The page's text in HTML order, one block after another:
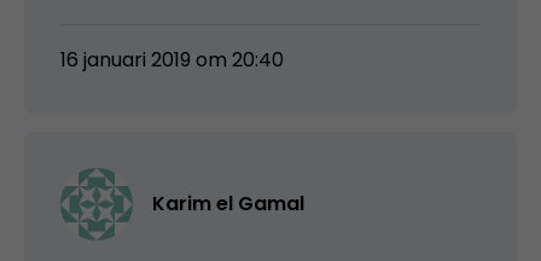
16 januari 2019 om 20:40
Karim el Gamal